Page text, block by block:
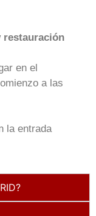
restauración
en el
a las
la entrada